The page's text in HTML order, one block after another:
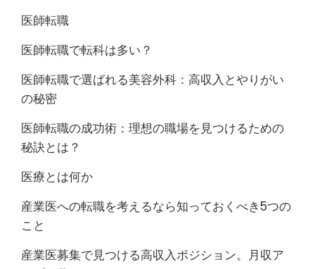
医師転職
医師転職で転科は多い？
医師転職で選ばれる美容外科：高収入とやりがい
の秘密
医師転職の成功術：理想の職場を見つけるための
秘訣とは？
医療とは何か
産業医への転職を考えるなら知っておくべき5つの
こと
産業医募集で見つける高収入ポジション。月収ア